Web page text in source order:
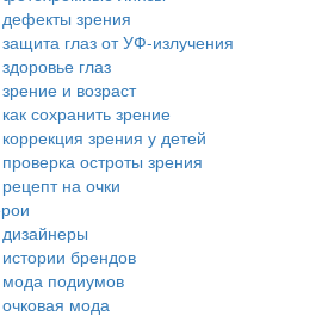
дефекты зрения
защита глаз от УФ-излучения
здоровье глаз
зрение и возраст
как сохранить зрение
коррекция зрения у детей
проверка остроты зрения
рецепт на очки
дизайнеры
истории брендов
мода подиумов
очковая мода